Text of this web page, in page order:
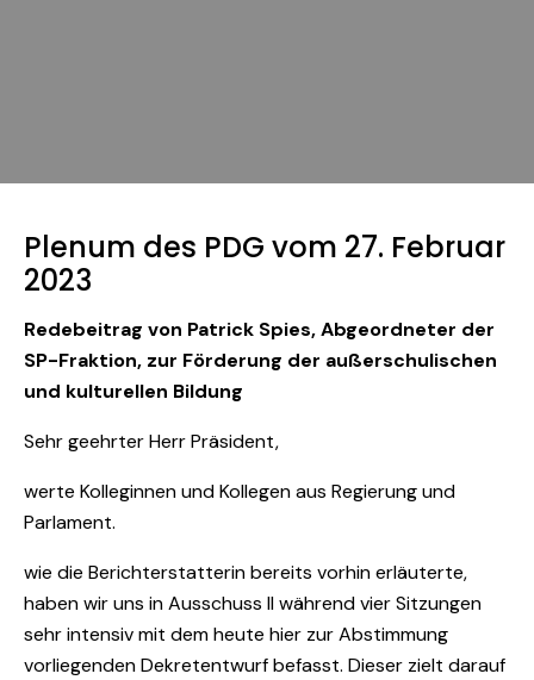
Plenum des PDG vom 27. Februar
2023
Redebeitrag von Patrick Spies, Abgeordneter der
SP-Fraktion, zur Förderung der außerschulischen
und kulturellen Bildung
Sehr geehrter Herr Präsident,
werte Kolleginnen und Kollegen aus Regierung und
Parlament.
wie die Berichterstatterin bereits vorhin erläuterte,
haben wir uns in Ausschuss II während vier Sitzungen
sehr intensiv mit dem heute hier zur Abstimmung
vorliegenden Dekretentwurf befasst. Dieser zielt darauf